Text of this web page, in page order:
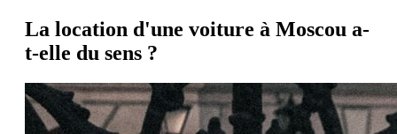
La location d'une voiture à Moscou a-
t-elle du sens ?